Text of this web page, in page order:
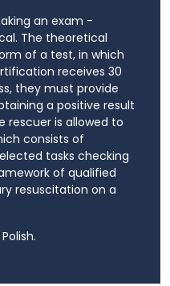
an exam -
The theoretical
of a test, in which
receives 30
they must provide
a positive result
is allowed to
consists of
tasks checking
of qualified
resuscitation on a